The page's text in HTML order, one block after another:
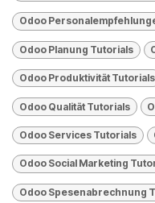
Odoo
Odoo Planung Tutorials
Odoo Produktivität Tutorials
Odoo Qualität Tutorials
Odoo Services Tutorials
Odoo Social Marketing
Odoo Spesenabrechnung